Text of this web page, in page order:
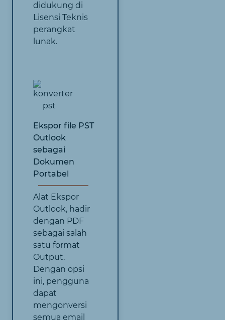
didukung di
Lisensi Teknis
perangkat
lunak.
Ekspor file PST
Outlook
sebagai
Dokumen
Portabel
Alat Ekspor
Outlook, hadir
dengan PDF
sebagai salah
satu format
Output.
Dengan opsi
ini, pengguna
dapat
mengonversi
semua email